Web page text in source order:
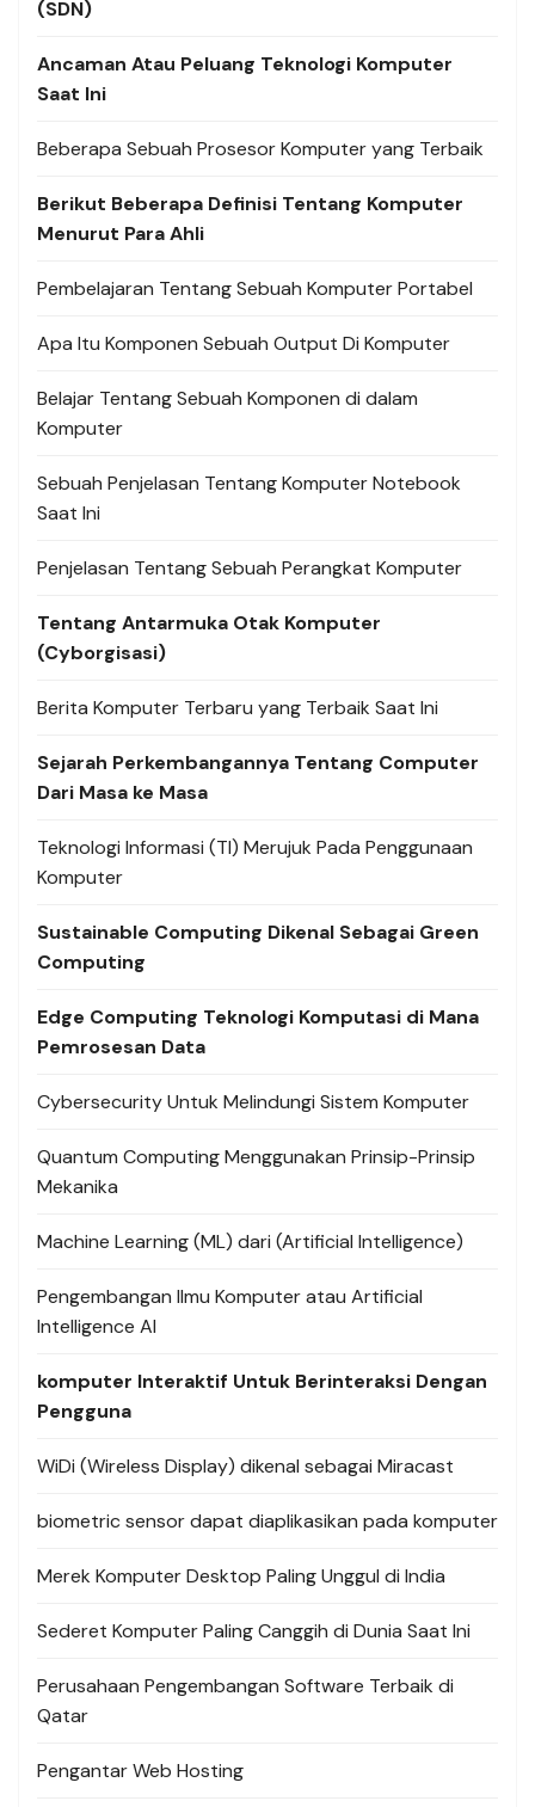
(SDN)
Ancaman Atau Peluang Teknologi Komputer
Saat Ini
Beberapa Sebuah Prosesor Komputer yang Terbaik
Berikut Beberapa Definisi Tentang Komputer
Menurut Para Ahli
Pembelajaran Tentang Sebuah Komputer Portabel
Apa Itu Komponen Sebuah Output Di Komputer
Belajar Tentang Sebuah Komponen di dalam
Komputer
Sebuah Penjelasan Tentang Komputer Notebook
Saat Ini
Penjelasan Tentang Sebuah Perangkat Komputer
Tentang Antarmuka Otak Komputer
(Cyborgisasi)
Berita Komputer Terbaru yang Terbaik Saat Ini
Sejarah Perkembangannya Tentang Computer
Dari Masa ke Masa
Teknologi Informasi (TI) Merujuk Pada Penggunaan
Komputer
Sustainable Computing Dikenal Sebagai Green
Computing
Edge Computing Teknologi Komputasi di Mana
Pemrosesan Data
Cybersecurity Untuk Melindungi Sistem Komputer
Quantum Computing Menggunakan Prinsip-Prinsip
Mekanika
Machine Learning (ML) dari (Artificial Intelligence)
Pengembangan Ilmu Komputer atau Artificial
Intelligence AI
komputer Interaktif Untuk Berinteraksi Dengan
Pengguna
WiDi (Wireless Display) dikenal sebagai Miracast
biometric sensor dapat diaplikasikan pada komputer
Merek Komputer Desktop Paling Unggul di India
Sederet Komputer Paling Canggih di Dunia Saat Ini
Perusahaan Pengembangan Software Terbaik di
Qatar
Pengantar Web Hosting